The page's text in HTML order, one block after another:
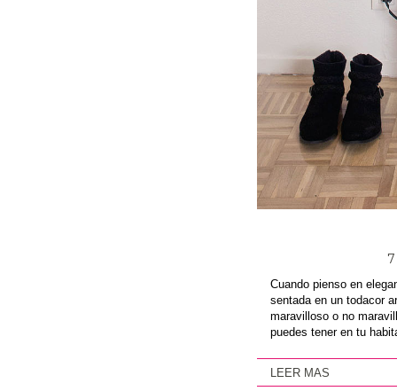
Cuando pienso en
sentada en un todacor
maravilloso o no
puedes tener en tu
LEER MAS